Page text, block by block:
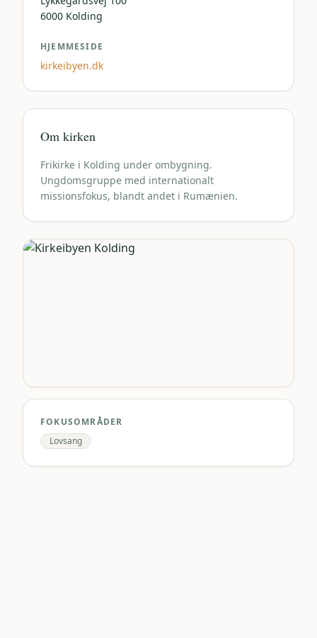
6000 Kolding
HJEMMESIDE
kirkeibyen.dk
Om kirken
Frikirke i Kolding under ombygning.
Ungdomsgruppe med internationalt
missionsfokus, blandt andet i Rumænien.
FOKUSOMRÅDER
Lovsang